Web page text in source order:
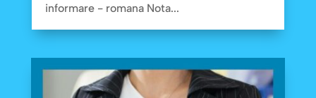
informare - romana Nota...